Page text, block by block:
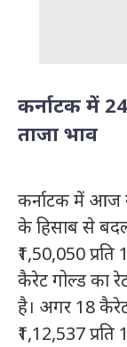
कर्नाटक में
ताजा भाव
कर्नाटक में आज
के हिसाब से
₹1,50,050
कैरेट गोल्ड का
है। अगर 18
₹1,12,537